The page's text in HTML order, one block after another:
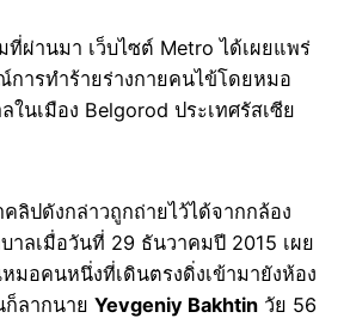
ผ่านมา เว็บไซต์ Metro ได้เผยแพร่
การทำร้ายร่างกายคนไข้โดยหมอ
ในเมือง Belgorod ประเทศรัสเซีย
ลิปดังกล่าวถูกถ่ายไว้ได้จากกล้อง
าลเมื่อวันที่ 29 ธันวาคมปี 2015 เผย
มอคนหนึ่งที่เดินตรงดิ่งเข้ามายังห้อง
ลากนาย Yevgeniy Bakhtin วัย 56